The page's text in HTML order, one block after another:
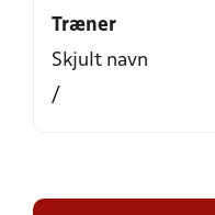
Træner
Skjult navn
/